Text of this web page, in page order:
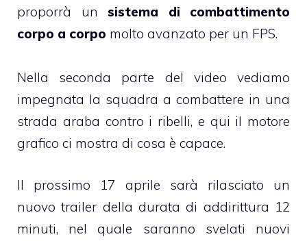
proporrà un sistema di combattimento
corpo a corpo molto avanzato per un FPS.
Nella seconda parte del video vediamo
impegnata la squadra a combattere in una
strada araba contro i ribelli, e qui il motore
grafico ci mostra di cosa è capace.
Il prossimo 17 aprile sarà rilasciato un
nuovo trailer della durata di addirittura 12
minuti, nel quale saranno svelati nuovi